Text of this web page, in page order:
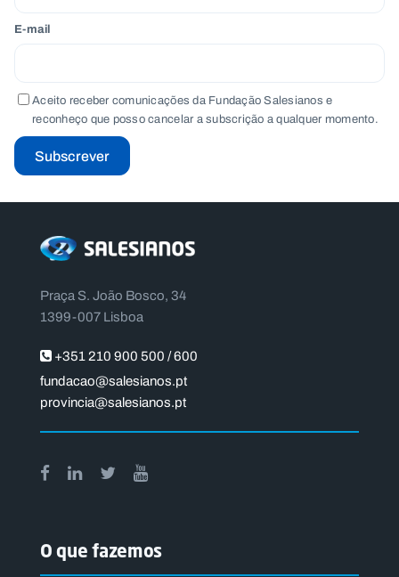
E-mail
Aceito receber comunicações da Fundação Salesianos e
reconheço que posso cancelar a subscrição a qualquer momento.
Subscrever
Praça S. João Bosco, 34
1399-007 Lisboa
+351 210 900 500 / 600
fundacao@salesianos.pt
provincia@salesianos.pt
O que fazemos